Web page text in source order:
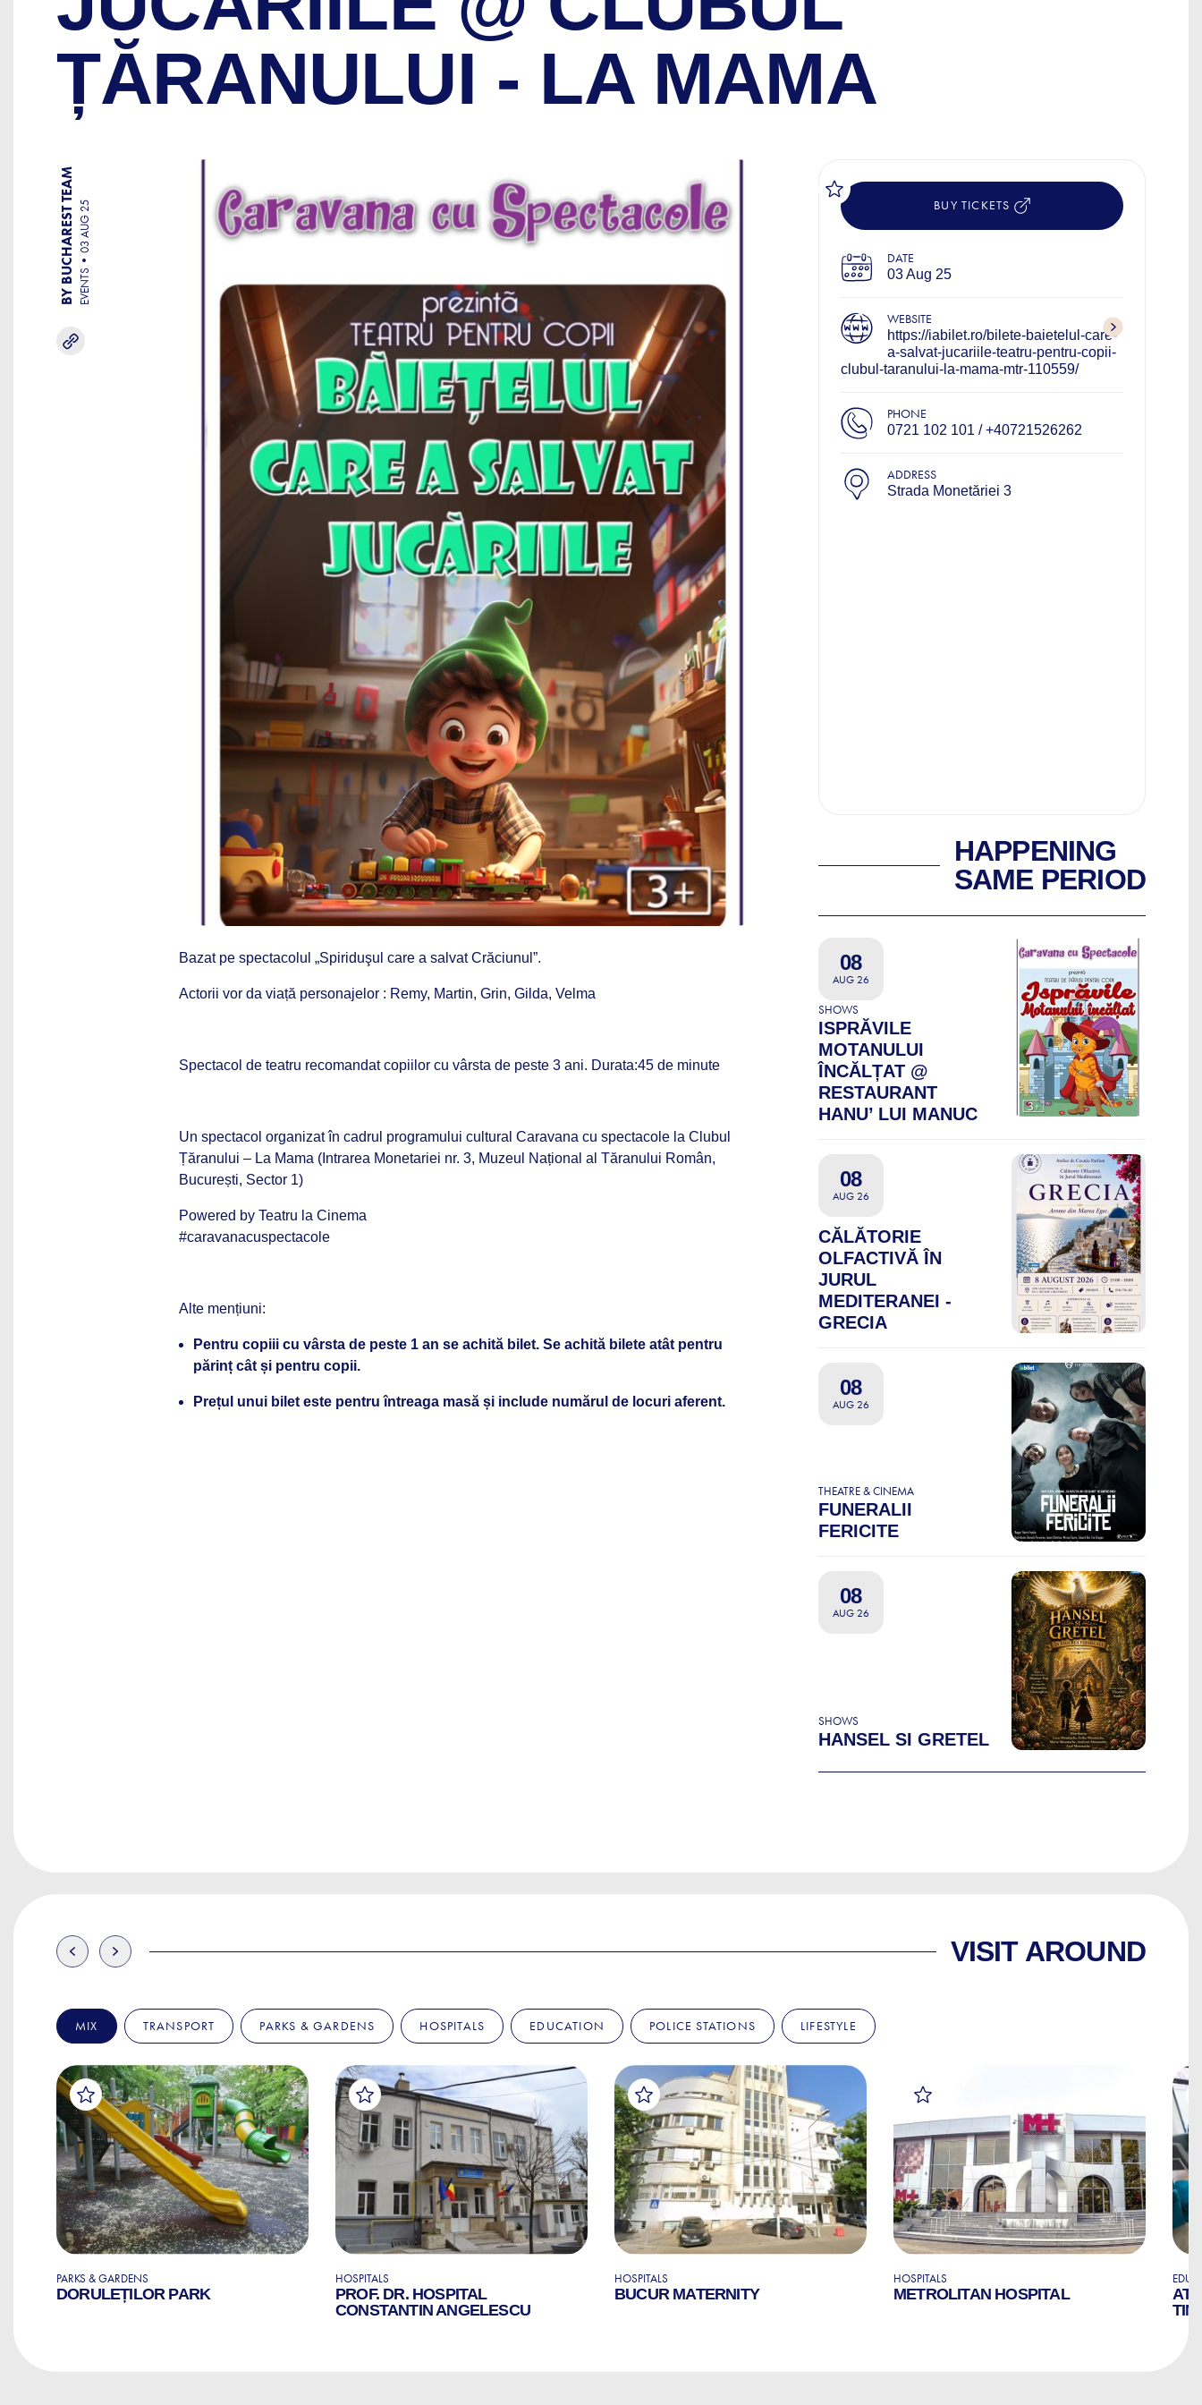
ȚĂRANULUI - LA MAMA
BY BUCHAREST TEAM EVENTS
03 AUG 25
Bazat pe spectacolul „Spiriduşul care a salvat Crăciunul”.
Actorii vor da viață personajelor : Remy, Martin, Grin, Gilda, Velma
Spectacol de teatru recomandat copiilor cu vârsta de peste 3 ani. Durata:45 de minute
Un spectacol organizat în cadrul programului cultural Caravana cu spectacole la Clubul
Țăranului – La Mama (Intrarea Monetariei nr. 3, Muzeul Național al Tăranului Român,
București, Sector 1)
Powered by Teatru la Cinema
#caravanacuspectacole
Alte mențiuni:
Pentru copiii cu vârsta de peste 1 an se achită bilet. Se achită bilete atât pentru
părinț cât și pentru copii.
Prețul unui bilet este pentru întreaga masă și include numărul de locuri aferent.
BUY TICKETS
DATE
03 Aug 25
WEBSITE
https://iabilet.ro/bilete-baietelul-care-
a-salvat-jucariile-teatru-pentru-copii-
clubul-taranului-la-mama-mtr-110559/
PHONE
0721 102 101 / +40721526262
ADDRESS
Strada Monetăriei 3
HAPPENING
SAME PERIOD
08
AUG 26
SHOWS
ISPRĂVILE
MOTANULUI
ÎNCĂLȚAT @
RESTAURANT
HANU’ LUI MANUC
08
AUG 26
CĂLĂTORIE
OLFACTIVĂ ÎN
JURUL
MEDITERANEI -
GRECIA
08
AUG 26
THEATRE & CINEMA
FUNERALII
FERICITE
08
AUG 26
SHOWS
HANSEL SI GRETEL
VISIT AROUND
MIX TRANSPORT PARKS & GARDENS HOSPITALS EDUCATION POLICE STATIONS LIFESTYLE
PARKS & GARDENS
DORULEȚILOR PARK
HOSPITALS
PROF. DR. HOSPITAL
CONSTANTIN ANGELESCU
HOSPITALS
BUCUR MATERNITY
HOSPITALS
METROLITAN HOSPITAL